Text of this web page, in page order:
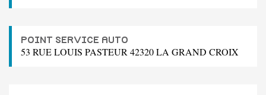
POINT SERVICE AUTO
53 RUE LOUIS PASTEUR 42320 LA GRAND CROIX